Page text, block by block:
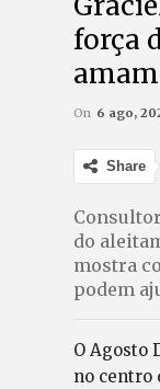
força
On 6 ago,
Share
do
mostra
podem
O Agosto
no centro